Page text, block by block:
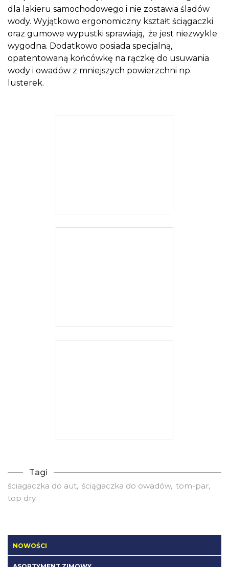
NOWOŚCI
dla lakieru samochodowego i nie zostawia śladów
wody. Wyjątkowo ergonomiczny kształt ściągaczki
oraz gumowe wypustki sprawiają, że jest niezwykle
wygodna. Dodatkowo posiada specjalną,
opatentowaną końcówkę na rączkę do usuwania
wody i owadów z mniejszych powierzchni np.
lusterek.
Tagi
ściagaczka do aut ściągaczka do owadów tom-par
top dry